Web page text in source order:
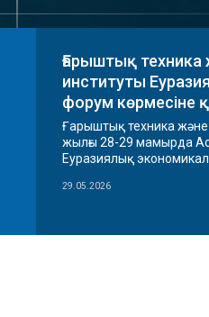
Ғарыштық техника
институты
форум көрмесіне
Ғарыштық техника және
жылғы 28-29 мамырда
Еуразиялық
29.05.2026